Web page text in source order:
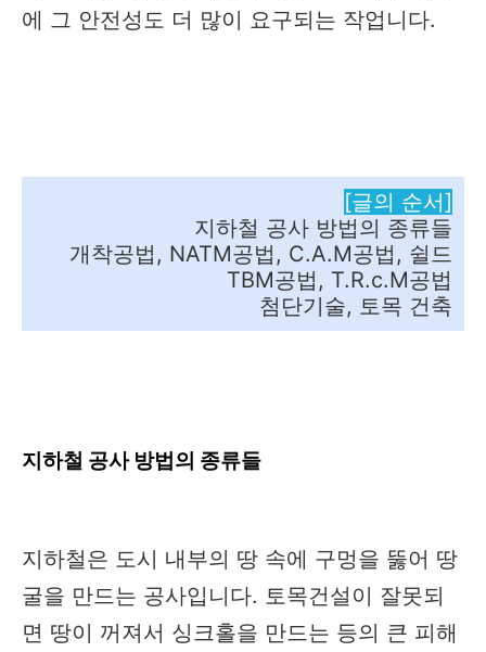
에 그 안전성도 더 많이 요구되는 작업니다.
[글의 순서]
지하철 공사 방법의 종류들
개착공법, NATM공법, C.A.M공법, 쉴드
TBM공법, T.R.c.M공법
첨단기술, 토목 건축
지하철 공사 방법의 종류들
지하철은 도시 내부의 땅 속에 구멍을 뚫어 땅
굴을 만드는 공사입니다. 토목건설이 잘못되
면 땅이 꺼져서 싱크홀을 만드는 등의 큰 피해